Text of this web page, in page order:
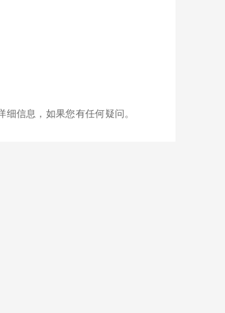
信息，如果您有任何疑问。
Factory, PF Chang’s, Bubba Gump